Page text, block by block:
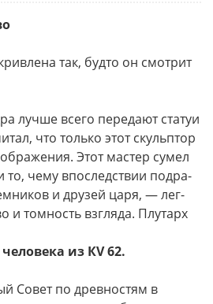
так, будто он смотрит
луч­ше все­го пере­да­ют ста­туи
что толь­ко этот скуль­п­тор
Этот мастер сумел
то, чему впо­след­ст­вии под­ра­
и дру­зей царя, — лег­
и том­ность взгляда. Плутарх
из КV 62.
Совет по древностям в